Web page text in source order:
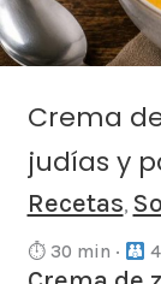
Crema
judías y
Recetas,
⏱ 30 min ·